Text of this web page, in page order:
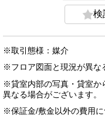
検
※取引態様：媒介
※フロア図面と現況が異な
※貸室内部の写真・貸室か
異なる場合がございます。
※保証金/敷金以外の費用に